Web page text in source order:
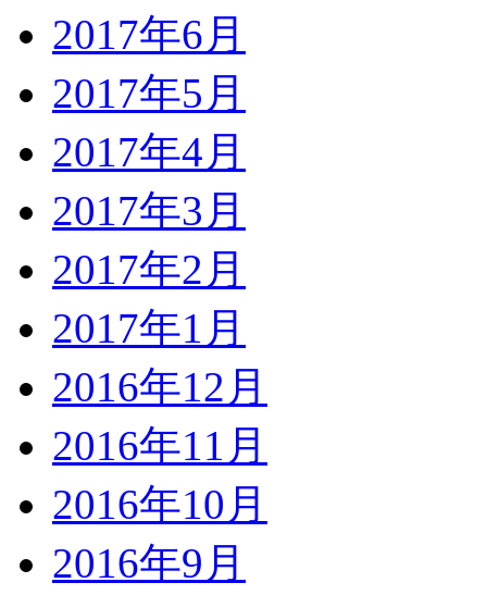
2017年6月
2017年5月
2017年4月
2017年3月
2017年2月
2017年1月
2016年12月
2016年11月
2016年10月
2016年9月